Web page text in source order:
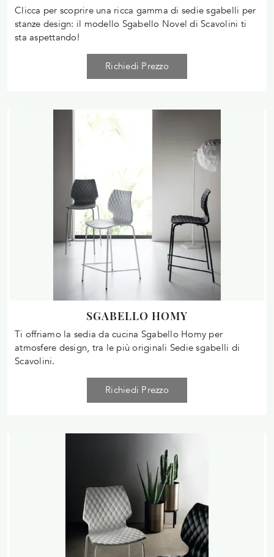
Clicca per scoprire una ricca gamma di sedie sgabelli per
stanze design: il modello Sgabello Novel di Scavolini ti
sta aspettando!
Richiedi Prezzo
SGABELLO HOMY
Ti offriamo la sedia da cucina Sgabello Homy per
atmosfere design, tra le più originali Sedie sgabelli di
Scavolini.
Richiedi Prezzo